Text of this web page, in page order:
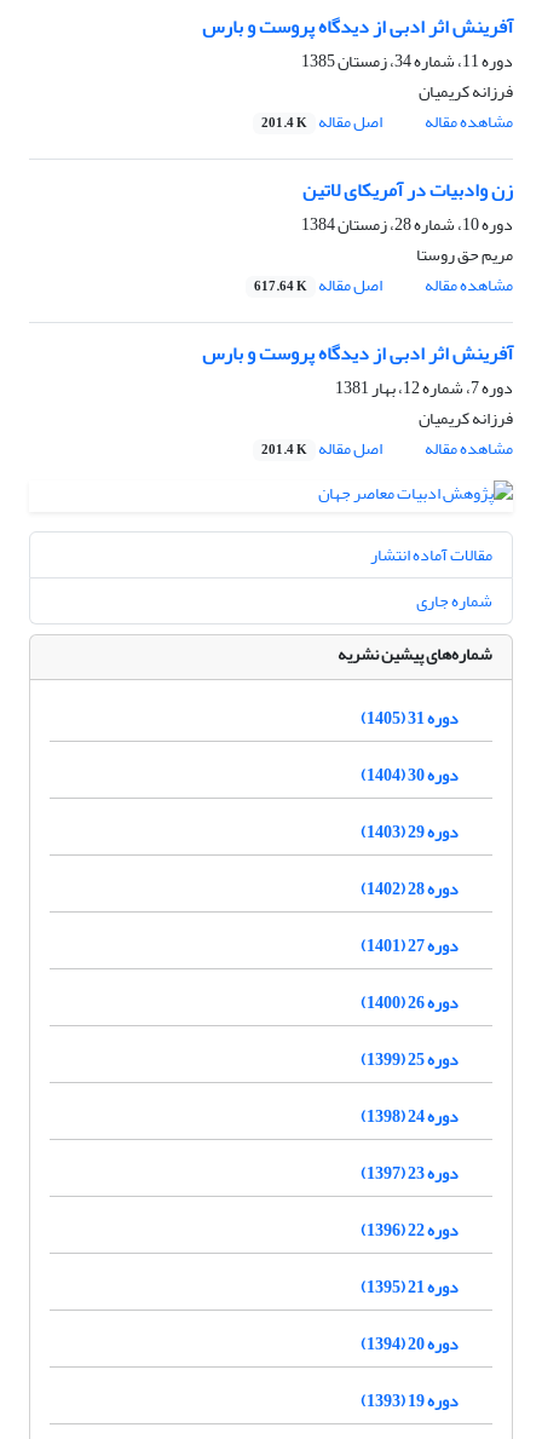
آفرینش اثر ادبی از دیدگاه پروست و بارس
دوره 11، شماره 34، زمستان 1385
فرزانه کریمیان
مشاهده مقاله
اصل مقاله 201.4 K
زن وادبیات در آمریکای لاتین
دوره 10، شماره 28، زمستان 1384
مریم حق روستا
مشاهده مقاله
اصل مقاله 617.64 K
آفرینش اثر ادبی از دیدگاه پروست و بارس
دوره 7، شماره 12، بهار 1381
فرزانه کریمیان
مشاهده مقاله
اصل مقاله 201.4 K
مقالات آماده انتشار
شماره جاری
شماره‌های پیشین نشریه
دوره 31 (1405)
دوره 30 (1404)
دوره 29 (1403)
دوره 28 (1402)
دوره 27 (1401)
دوره 26 (1400)
دوره 25 (1399)
دوره 24 (1398)
دوره 23 (1397)
دوره 22 (1396)
دوره 21 (1395)
دوره 20 (1394)
دوره 19 (1393)